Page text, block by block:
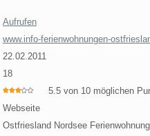
Aufrufen
www.info-ferienwohnungen-
22.02.2011
18
5.5 von 10 möglichen
Webseite
Ostfriesland Nordsee